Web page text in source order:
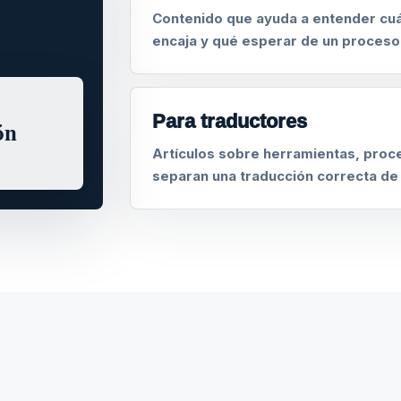
Contenido que ayuda a entender
encaja y qué esperar de un
Para traductores
Artículos sobre herramientas,
separan una traducción correcta